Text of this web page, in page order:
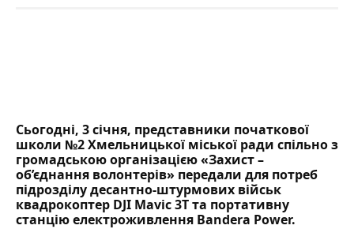
Сьогодні, 3 січня, представники початкової
школи №2 Хмельницької міської ради спільно з
громадською організацією «Захист –
об’єднання волонтерів» передали для потреб
підрозділу десантно-штурмових військ
квадрокоптер DJI Mavic 3T та портативну
станцію електроживлення Bandera Power.